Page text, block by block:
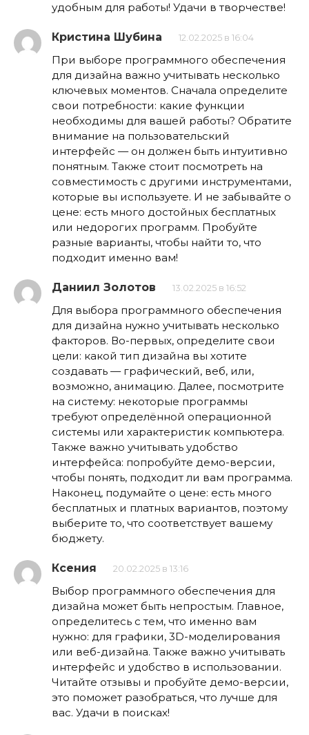
удобным для работы! Удачи в творчестве!
Кристина Шубина 12.02.2025 в 16:04
При выборе программного обеспечения
для дизайна важно учитывать несколько
ключевых моментов. Сначала определите
свои потребности: какие функции
необходимы для вашей работы? Обратите
внимание на пользовательский
интерфейс — он должен быть интуитивно
понятным. Также стоит посмотреть на
совместимость с другими инструментами,
которые вы используете. И не забывайте о
цене: есть много достойных бесплатных
или недорогих программ. Пробуйте
разные варианты, чтобы найти то, что
подходит именно вам!
Даниил Золотов 13.02.2025 в 16:52
Для выбора программного обеспечения
для дизайна нужно учитывать несколько
факторов. Во-первых, определите свои
цели: какой тип дизайна вы хотите
создавать — графический, веб, или,
возможно, анимацию. Далее, посмотрите
на систему: некоторые программы
требуют определённой операционной
системы или характеристик компьютера.
Также важно учитывать удобство
интерфейса: попробуйте демо-версии,
чтобы понять, подходит ли вам программа.
Наконец, подумайте о цене: есть много
бесплатных и платных вариантов, поэтому
выберите то, что соответствует вашему
бюджету.
Ксения 20.02.2025 в 13:16
Выбор программного обеспечения для
дизайна может быть непростым. Главное,
определитесь с тем, что именно вам
нужно: для графики, 3D-моделирования
или веб-дизайна. Также важно учитывать
интерфейс и удобство в использовании.
Читайте отзывы и пробуйте демо-версии,
это поможет разобраться, что лучше для
вас. Удачи в поисках!